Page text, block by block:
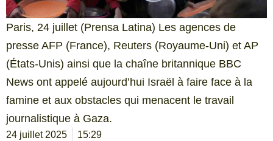
Paris, 24 juillet (Prensa Latina) Les agences de
presse AFP (France), Reuters (Royaume-Uni) et AP
(États-Unis) ainsi que la chaîne britannique BBC
News ont appelé aujourd’hui Israël à faire face à la
famine et aux obstacles qui menacent le travail
journalistique à Gaza.
24 juillet 2025 15:29